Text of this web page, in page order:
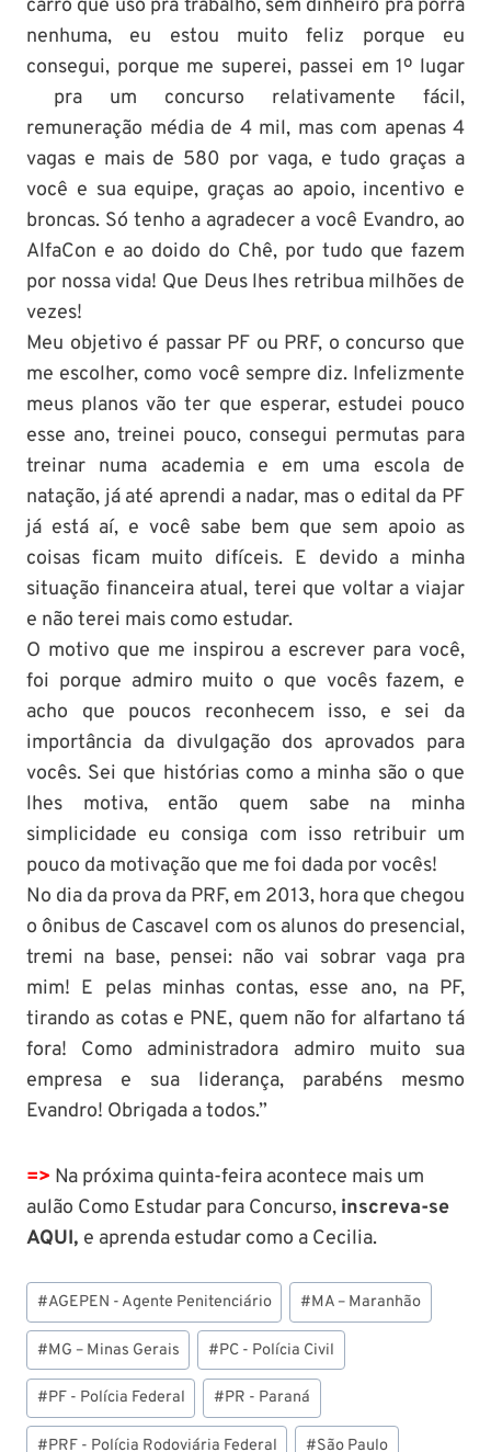
carro que uso pra trabalho, sem dinheiro pra porra
nenhuma, eu estou muito feliz porque eu
consegui, porque me superei, passei em 1º lugar
pra um concurso relativamente fácil,
remuneração média de 4 mil, mas com apenas 4
vagas e mais de 580 por vaga, e tudo graças a
você e sua equipe, graças ao apoio, incentivo e
broncas. Só tenho a agradecer a você Evandro, ao
AlfaCon e ao doido do Chê, por tudo que fazem
por nossa vida! Que Deus lhes retribua milhões de
vezes!
Meu objetivo é passar PF ou PRF, o concurso que
me escolher, como você sempre diz. Infelizmente
meus planos vão ter que esperar, estudei pouco
esse ano, treinei pouco, consegui permutas para
treinar numa academia e em uma escola de
natação, já até aprendi a nadar, mas o edital da PF
já está aí, e você sabe bem que sem apoio as
coisas ficam muito difíceis. E devido a minha
situação financeira atual, terei que voltar a viajar
e não terei mais como estudar.
O motivo que me inspirou a escrever para você,
foi porque admiro muito o que vocês fazem, e
acho que poucos reconhecem isso, e sei da
importância da divulgação dos aprovados para
vocês. Sei que histórias como a minha são o que
lhes motiva, então quem sabe na minha
simplicidade eu consiga com isso retribuir um
pouco da motivação que me foi dada por vocês!
No dia da prova da PRF, em 2013, hora que chegou
o ônibus de Cascavel com os alunos do presencial,
tremi na base, pensei: não vai sobrar vaga pra
mim! E pelas minhas contas, esse ano, na PF,
tirando as cotas e PNE, quem não for alfartano tá
fora! Como administradora admiro muito sua
empresa e sua liderança, parabéns mesmo
Evandro! Obrigada a todos.”
=> Na próxima quinta-feira acontece mais um
aulão Como Estudar para Concurso, inscreva-se
AQUI, e aprenda estudar como a Cecilia.
Tags
do
Post:
#AGEPEN - Agente Penitenciário #MA – Maranhão
#MG – Minas Gerais #PC - Polícia Civil
#PF - Polícia Federal #PR - Paraná
#PRF - Polícia Rodoviária Federal #São Paulo